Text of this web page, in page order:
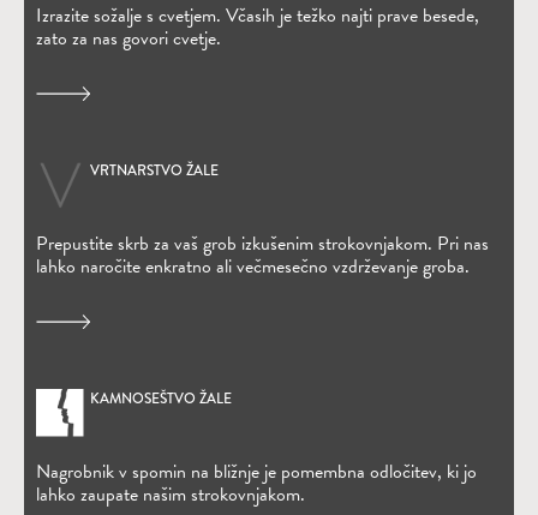
Izrazite sožalje s cvetjem. Včasih je težko najti prave besede,
zato za nas govori cvetje.
VRTNARSTVO ŽALE
Prepustite skrb za vaš grob izkušenim strokovnjakom. Pri nas
lahko naročite enkratno ali večmesečno vzdrževanje groba.
KAMNOSEŠTVO ŽALE
Nagrobnik v spomin na bližnje je pomembna odločitev, ki jo
lahko zaupate našim strokovnjakom.